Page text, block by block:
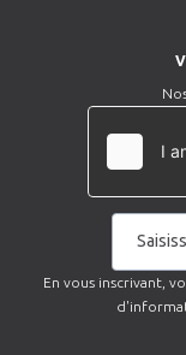
En vous inscrivant,